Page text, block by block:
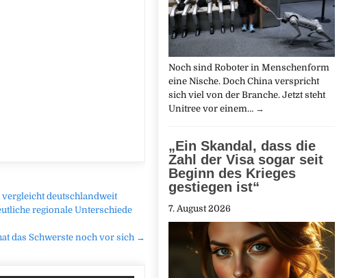
deutschlandweit
regionale Unterschiede
das Schwerste noch vor sich →
Noch sind Roboter in Menschenform
eine Nische. Doch China verspricht
sich viel von der Branche. Jetzt steht
Unitree vor einem… →
„Ein Skandal, dass die
Zahl der Visa sogar seit
Beginn des Krieges
gestiegen ist“
7. August 2026